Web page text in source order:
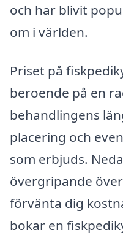
och har blivit
om i världen.
Priset på
beroende på en
behandlingens
placering och
som erbjuds.
övergripande
förvänta dig
bokar en